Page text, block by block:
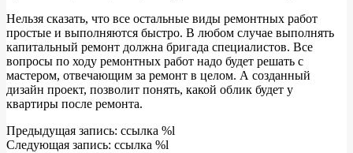
Нельзя сказать, что все остальные виды ремонтных работ
простые и выполняются быстро. В любом случае выполнять
капитальный ремонт должна бригада специалистов. Все
вопросы по ходу ремонтных работ надо будет решать с
мастером, отвечающим за ремонт в целом. А созданный
дизайн проект, позволит понять, какой облик будет у
квартиры после ремонта.
2015-
11-
Предыдущая запись: ссылка %l
Следующая запись: ссылка %l